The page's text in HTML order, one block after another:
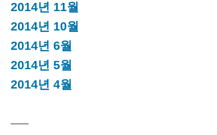
2014년 11월
2014년 10월
2014년 6월
2014년 5월
2014년 4월